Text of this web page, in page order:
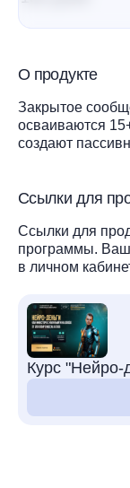
О продукте
Закрытое
осваиваются
создают
Ссылки для
Ссылки для
программы.
в личном
Курс "Нейро-